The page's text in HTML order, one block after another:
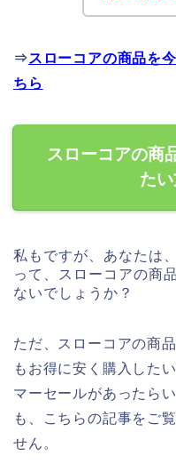
⇒ スローコアの商品を
ちら
スローコアの商
た
私もですが、あなたは
って、スローコアの商
ないでしょうか？
ただ、スローコアの商
もお得に安く購入した
マーセールがあったら
も、こちらの記事をご
せん。